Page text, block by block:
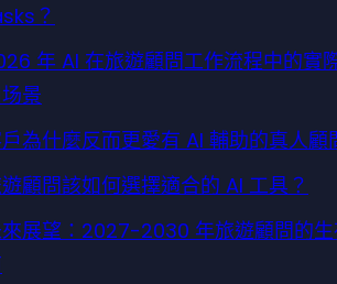
？
年 AI 在旅遊顧問工作流程中的實
景
為什麼反而更愛有 AI 輔助的真人顧
顧問該如何選擇適合的 AI 工具？
展望：2027-2030 年旅遊顧問的